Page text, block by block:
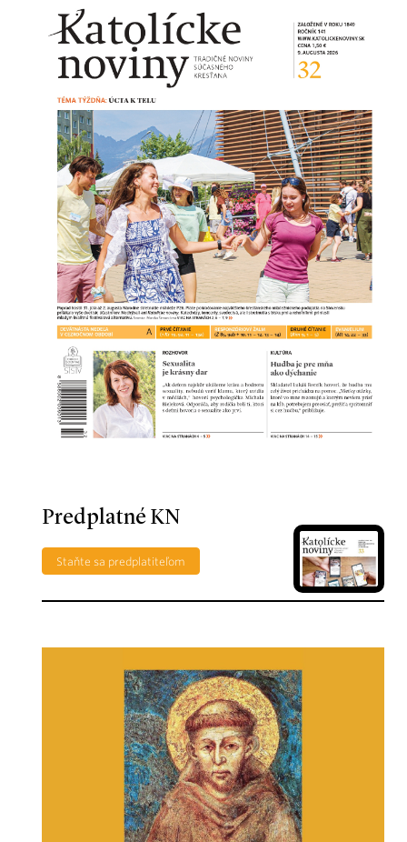
Predplatné KN
Staňte sa predplatiteľom